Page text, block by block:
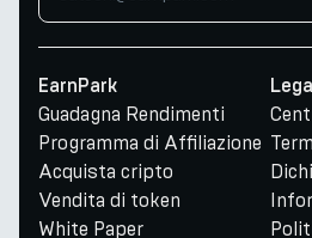
EarnPark
Guadagna Rendimenti
Programma di Affiliazione
Acquista cripto
Vendita di token
White Paper